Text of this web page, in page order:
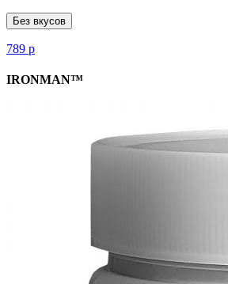
Без вкусов
789 р
IRONMAN™